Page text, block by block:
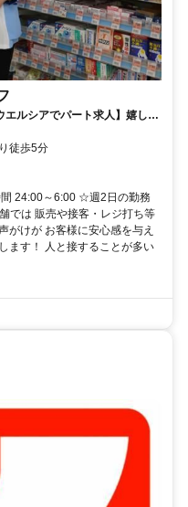
ルシアでパート求人】嬉しい
徒歩5分
24:00～6:00 ☆週2日の勤務
では 販売や接客・レジ打ち等
がけが お客様に安心感を与え
ます！ 人と接することが多い